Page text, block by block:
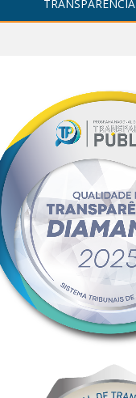
TRANSPARÊNCIA